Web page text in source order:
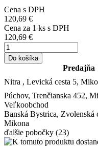
Cena s DPH
120,69 €
Cena za 1 ks s DPH
120,69 €
Do košíka
Predajňa
Nitra , Levická cesta 5,
Púchov, Trenčianska 452,
Veľkoobchod
Banská Bystrica, Zvolenská
Mikona
ďalšie pobočky (23)